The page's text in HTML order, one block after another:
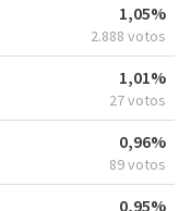
1,05%
2.888 votos
1,01%
27 votos
0,96%
89 votos
0,95%